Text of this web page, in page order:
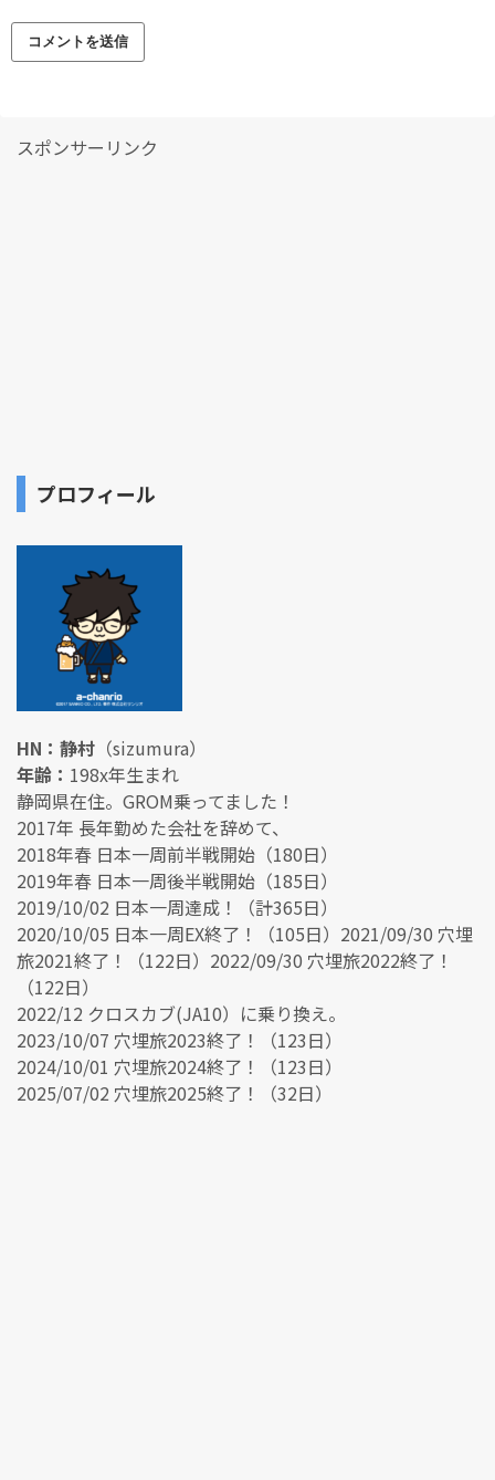
スポンサーリンク
プロフィール
HN：静村 （sizumura）
年齢： 198x年生まれ
静岡県在住。GROM乗ってました！
2017年 長年勤めた会社を辞めて、
2018年春 日本一周前半戦開始（180日）
2019年春 日本一周後半戦開始（185日）
2019/10/02 日本一周達成！（計365日）
2020/10/05 日本一周EX終了！（105日）2021/09/30 穴埋
旅2021終了！（122日）2022/09/30 穴埋旅2022終了！
（122日）
2022/12 クロスカブ(JA10）に乗り換え。
2023/10/07 穴埋旅2023終了！（123日）
2024/10/01 穴埋旅2024終了！（123日）
2025/07/02 穴埋旅2025終了！（32日）